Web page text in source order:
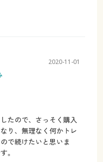
2020-11-01
たので、さっそく購入
り、無理なく何かトレ
で続けたいと思いま
。